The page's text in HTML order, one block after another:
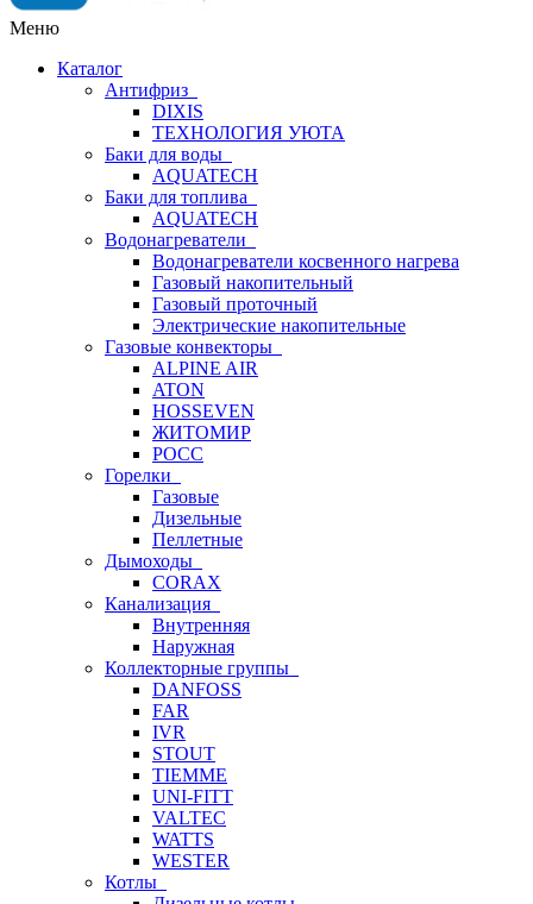
Меню
Каталог
Антифриз
DIXIS
ТЕХНОЛОГИЯ УЮТА
Баки для воды
AQUATECH
Баки для топлива
AQUATECH
Водонагреватели
Водонагреватели косвенного нагрева
Газовый накопительный
Газовый проточный
Электрические накопительные
Газовые конвекторы
ALPINE AIR
ATON
HOSSEVEN
ЖИТОМИР
РОСС
Горелки
Газовые
Дизельные
Пеллетные
Дымоходы
CORAX
Канализация
Внутренняя
Наружная
Коллекторные группы
DANFOSS
FAR
IVR
STOUT
TIEMME
UNI-FITT
VALTEC
WATTS
WESTER
Котлы